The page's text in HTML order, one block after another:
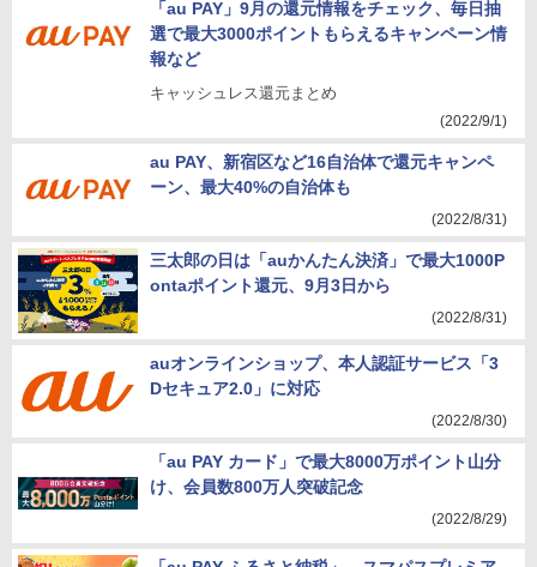
「au PAY」9月の還元情報をチェック、毎日抽
選で最大3000ポイントもらえるキャンペーン情
報など
キャッシュレス還元まとめ
(2022/9/1)
au PAY、新宿区など16自治体で還元キャンペ
ーン、最大40%の自治体も
(2022/8/31)
三太郎の日は「auかんたん決済」で最大1000P
ontaポイント還元、9月3日から
(2022/8/31)
auオンラインショップ、本人認証サービス「3
Dセキュア2.0」に対応
(2022/8/30)
「au PAY カード」で最大8000万ポイント山分
け、会員数800万人突破記念
(2022/8/29)